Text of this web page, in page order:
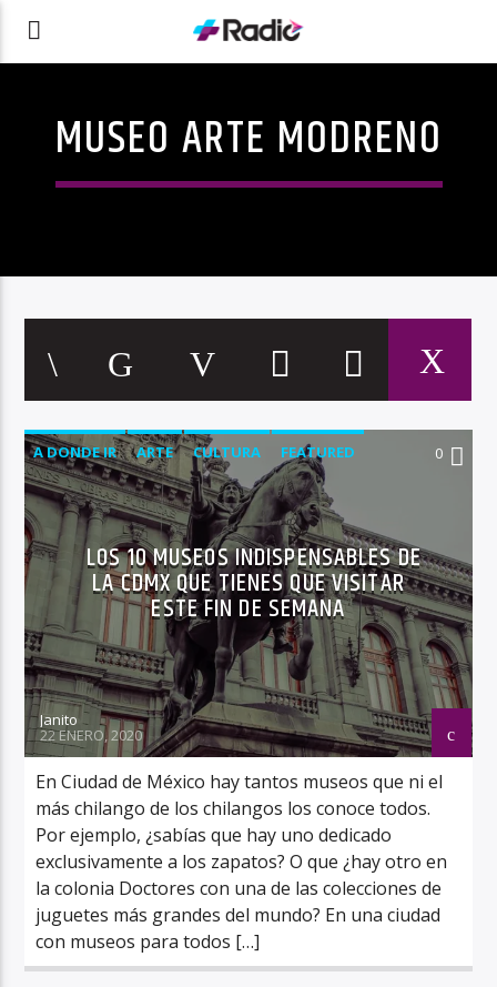
MUSEO ARTE MODRENO
A DONDE IR ARTE CULTURA FEATURED 0
LOS 10 MUSEOS INDISPENSABLES DE
LA CDMX QUE TIENES QUE VISITAR
ESTE FIN DE SEMANA
Janito
22 ENERO, 2020
En Ciudad de México hay tantos museos que ni el
más chilango de los chilangos los conoce todos.
Por ejemplo, ¿sabías que hay uno dedicado
exclusivamente a los zapatos? O que ¿hay otro en
la colonia Doctores con una de las colecciones de
juguetes más grandes del mundo? En una ciudad
con museos para todos […]